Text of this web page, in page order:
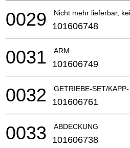
Nicht mehr lieferbar,
0029 101606748
ARM
0031 101606749
GETRIEBE-SET/
0032 101606761
ABDECKUNG
0033 101606738